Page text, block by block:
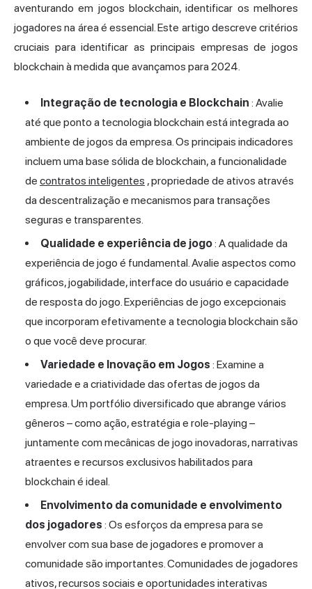
aventurando em jogos blockchain, identificar os melhores
jogadores na área é essencial. Este artigo descreve critérios
cruciais para identificar as principais empresas de jogos
blockchain à medida que avançamos para 2024.
Integração de tecnologia e Blockchain : Avalie
até que ponto a tecnologia blockchain está integrada ao
ambiente de jogos da empresa. Os principais indicadores
incluem uma base sólida de blockchain, a funcionalidade
de contratos inteligentes , propriedade de ativos através
da descentralização e mecanismos para transações
seguras e transparentes.
Qualidade e experiência de jogo: A qualidade da
experiência de jogo é fundamental. Avalie aspectos como
gráficos, jogabilidade, interface do usuário e capacidade
de resposta do jogo. Experiências de jogo excepcionais
que incorporam efetivamente a tecnologia blockchain são
o que você deve procurar.
Variedade e Inovação em Jogos : Examine a
variedade e a criatividade das ofertas de jogos da
empresa. Um portfólio diversificado que abrange vários
gêneros – como ação, estratégia e role-playing –
juntamente com mecânicas de jogo inovadoras, narrativas
atraentes e recursos exclusivos habilitados para
blockchain é ideal.
Envolvimento da comunidade e envolvimento
dos jogadores : Os esforços da empresa para se
envolver com sua base de jogadores e promover a
comunidade são importantes. Comunidades de jogadores
ativos, recursos sociais e oportunidades interativas